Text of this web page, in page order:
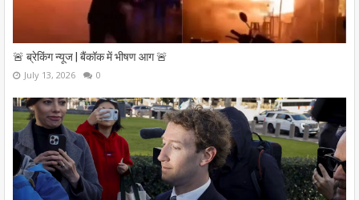
🚨 ब्रेकिंग न्यूज | बैंकॉक में भीषण आग 🚨
July 13, 2026 0